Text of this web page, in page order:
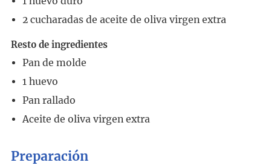
2 cucharadas de aceite de oliva virgen extra
Resto de ingredientes
Pan de molde
1 huevo
Pan rallado
Aceite de oliva virgen extra
Preparación